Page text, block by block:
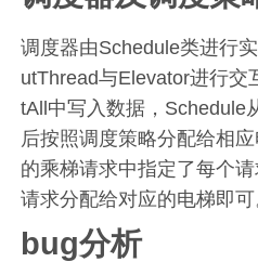
调度器由Schedule类进行
utThread与Elevator进行交
tAll中写入数据，Schedule
后按照调度策略分配给相
的乘梯请求中指定了每个
请求分配给对应的电梯即可
bug分析